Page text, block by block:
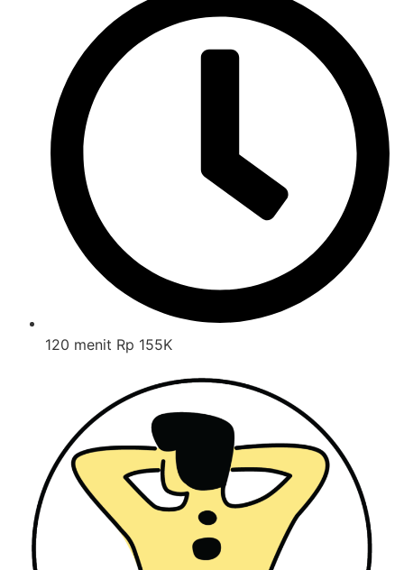
120 menit Rp 155K